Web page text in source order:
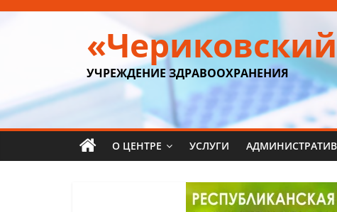
Перейти
УЧРЕЖДЕНИЕ ЗДРАВООХРАНЕНИЯ
О ЦЕНТРЕ УСЛУГИ